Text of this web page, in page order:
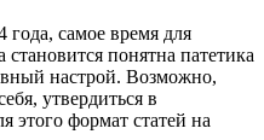
года, самое время для
становится понятна патетика
настрой. Возможно,
утвердиться в
этого формат статей на